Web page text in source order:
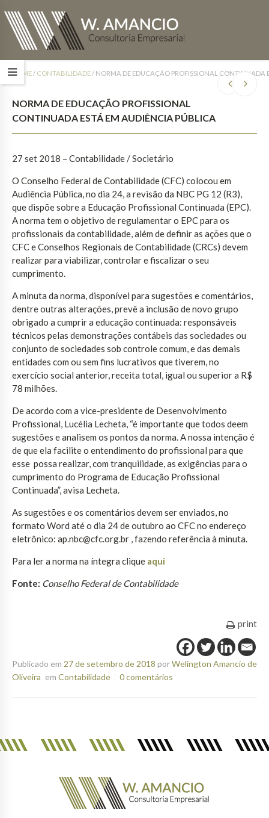
HOME/ CONTABILIDADE/ NORMA DE EDUCAÇÃO PROFISSIONAL CONTINUADA
NORMA DE EDUCAÇÃO PROFISSIONAL
CONTINUADA ESTÁ EM AUDIÊNCIA PÚBLICA
27 set 2018 – Contabilidade / Societário
O Conselho Federal de Contabilidade (CFC) colocou em
Audiência Pública, no dia 24, a revisão da NBC PG 12 (R3),
que dispõe sobre a Educação Profissional Continuada (EPC).
A norma tem o objetivo de regulamentar o EPC para os
profissionais da contabilidade, além de definir as ações que o
CFC e Conselhos Regionais de Contabilidade (CRCs) devem
realizar para viabilizar, controlar e fiscalizar o seu
cumprimento.
A minuta da norma, disponível para sugestões e comentários,
dentre outras alterações, prevê a inclusão de novo grupo
obrigado a cumprir a educação continuada: responsáveis
técnicos pelas demonstrações contábeis das sociedades ou
conjunto de sociedades sob controle comum, e das demais
entidades com ou sem fins lucrativos que tiverem, no
exercício social anterior, receita total, igual ou superior a R$
78 milhões.
De acordo com a vice-presidente de Desenvolvimento
Profissional, Lucélia Lecheta, “é importante que todos deem
sugestões e analisem os pontos da norma. A nossa intenção é
de que ela facilite o entendimento do profissional para que
esse possa realizar, com tranquilidade, as exigências para o
cumprimento do Programa de Educação Profissional
Continuada”, avisa Lecheta.
As sugestões e os comentários devem ser enviados, no
formato Word até o dia 24 de outubro ao CFC no endereço
eletrônico: ap.nbc@cfc.org.br , fazendo referência à minuta.
Para ler a norma na íntegra clique aqui
Fonte: Conselho Federal de Contabilidade
print
Publicado em 27 de setembro de 2018 porWelington Amancio de
Oliveira em Contabilidade 0 comentários